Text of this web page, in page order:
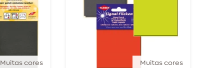
Muitas cores Muitas cores